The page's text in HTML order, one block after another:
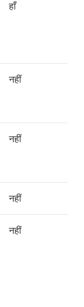
हाँ
नहीं
नहीं
नहीं
नहीं